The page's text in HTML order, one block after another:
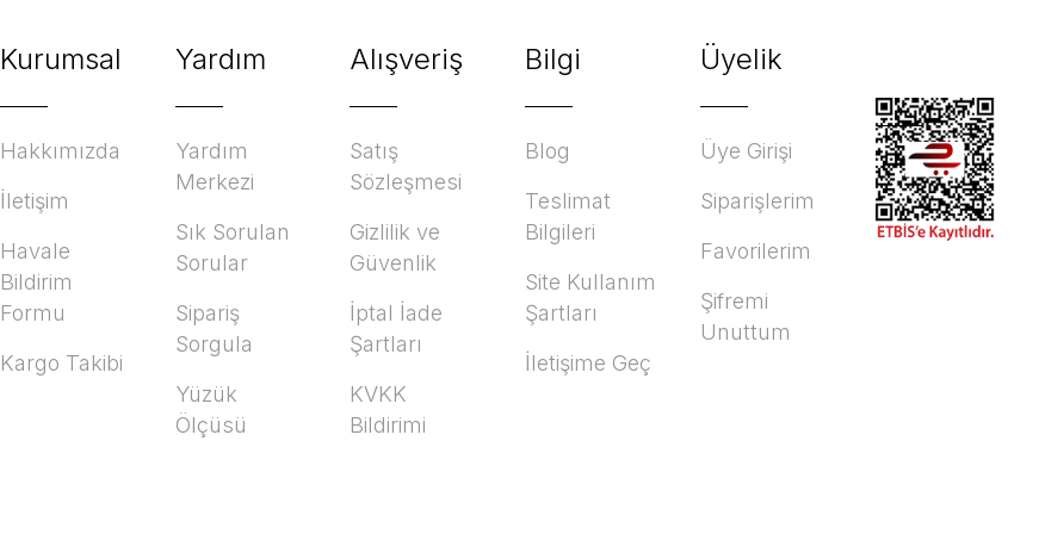
Kurumsal
Hakkımızda
İletişim
Havale
Bildirim
Formu
Kargo Takibi
Yardım
Yardım
Merkezi
Sık Sorulan
Sorular
Sipariş
Sorgula
Yüzük
Ölçüsü
Alışveriş
Satış
Sözleşmesi
Gizlilik ve
Güvenlik
İptal İade
Şartları
KVKK
Bildirimi
Bilgi
Blog
Teslimat
Bilgileri
Site Kullanım
Şartları
İletişime Geç
Üyelik
Üye Girişi
Siparişlerim
Favorilerim
Şifremi
Unuttum